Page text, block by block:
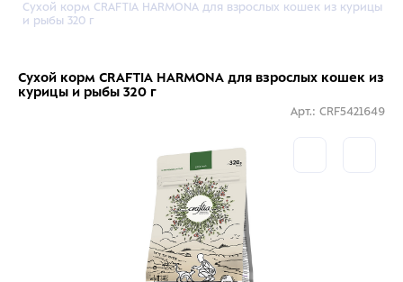
Сухой корм CRAFTIA HARMONA для взрослых кошек из курицы
и рыбы 320 г
Сухой корм CRAFTIA HARMONA для взрослых кошек из
курицы и рыбы 320 г
Арт.: CRF5421649